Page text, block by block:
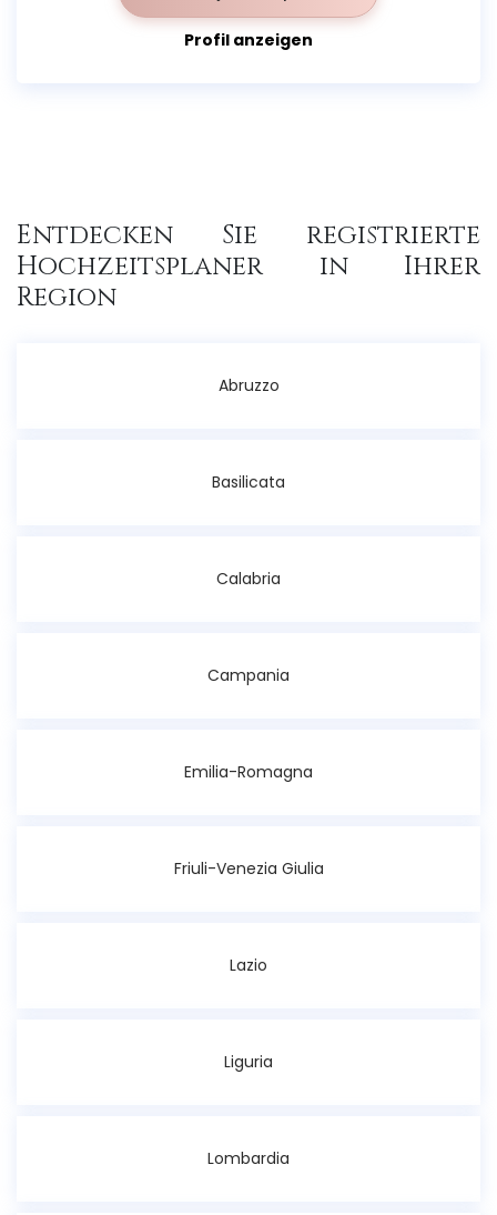
Profil anzeigen
Entdecken Sie registrierte
Hochzeitsplaner in Ihrer
Region
Abruzzo
Basilicata
Calabria
Campania
Emilia-Romagna
Friuli-Venezia Giulia
Lazio
Liguria
Lombardia